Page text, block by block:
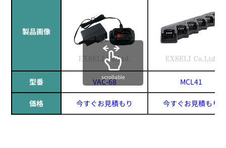
製品画像
型番 VAC-68 MCL41
価格 今すぐお見積もり 今すぐお見積もり
scrollable